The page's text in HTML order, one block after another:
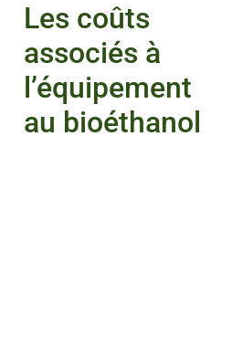
Les coûts
associés à
l’équipement
au bioéthanol